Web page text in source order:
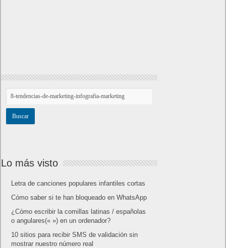
Lo más visto
Letra de canciones populares infantiles cortas
Cómo saber si te han bloqueado en WhatsApp
¿Cómo escribir la comillas latinas / españolas
o angulares(« ») en un ordenador?
10 sitios para recibir SMS de validación sin
mostrar nuestro número real